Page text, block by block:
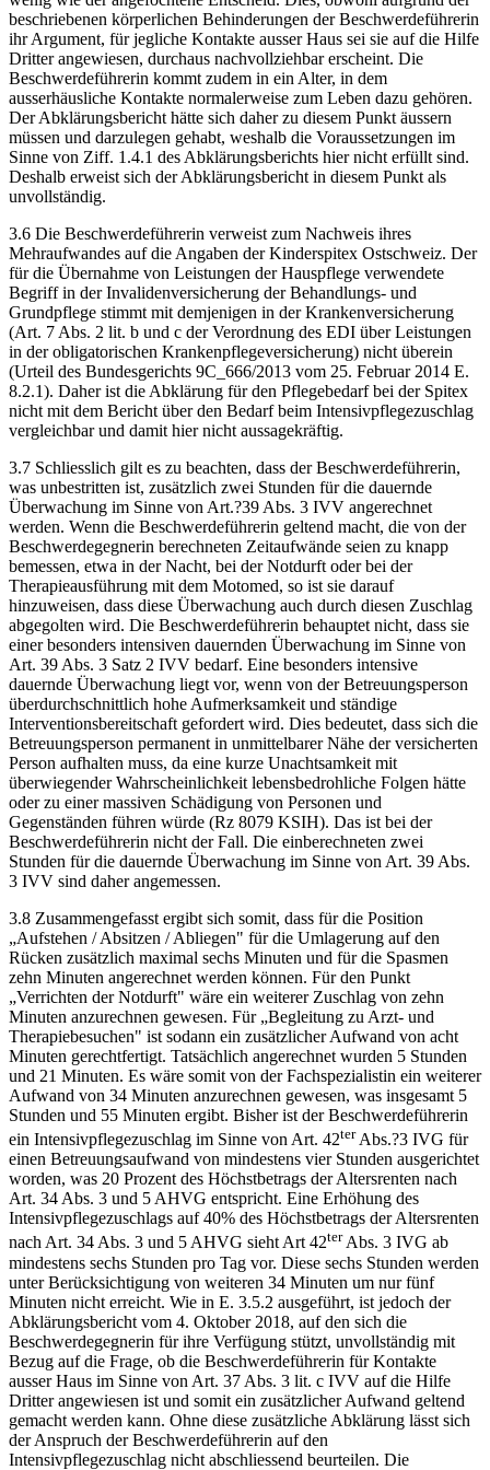
beschriebenen körperlichen Behinderungen der Beschwerdeführerin
ihr Argument, für jegliche Kontakte ausser Haus sei sie auf die Hilfe
Dritter angewiesen, durchaus nachvollziehbar erscheint. Die
Beschwerdeführerin kommt zudem in ein Alter, in dem
ausserhäusliche Kontakte normalerweise zum Leben dazu gehören.
Der Abklärungsbericht hätte sich daher zu diesem Punkt äussern
müssen und darzulegen gehabt, weshalb die Voraussetzungen im
Sinne von Ziff. 1.4.1 des Abklärungsberichts hier nicht erfüllt sind.
Deshalb erweist sich der Abklärungsbericht in diesem Punkt als
unvollständig.
3.6 Die Beschwerdeführerin verweist zum Nachweis ihres
Mehraufwandes auf die Angaben der Kinderspitex Ostschweiz. Der
für die Übernahme von Leistungen der Hauspflege verwendete
Begriff in der Invalidenversicherung der Behandlungs- und
Grundpflege stimmt mit demjenigen in der Krankenversicherung
(Art. 7 Abs. 2 lit. b und c der Verordnung des EDI über Leistungen
in der obligatorischen Krankenpflegeversicherung) nicht überein
(Urteil des Bundesgerichts 9C_666/2013 vom 25. Februar 2014 E.
8.2.1). Daher ist die Abklärung für den Pflegebedarf bei der Spitex
nicht mit dem Bericht über den Bedarf beim Intensivpflegezuschlag
vergleichbar und damit hier nicht aussagekräftig.
3.7 Schliesslich gilt es zu beachten, dass der Beschwerdeführerin,
was unbestritten ist, zusätzlich zwei Stunden für die dauernde
Überwachung im Sinne von Art.?39 Abs. 3 IVV angerechnet
werden. Wenn die Beschwerdeführerin geltend macht, die von der
Beschwerdegegnerin berechneten Zeitaufwände seien zu knapp
bemessen, etwa in der Nacht, bei der Notdurft oder bei der
Therapieausführung mit dem Motomed, so ist sie darauf
hinzuweisen, dass diese Überwachung auch durch diesen Zuschlag
abgegolten wird. Die Beschwerdeführerin behauptet nicht, dass sie
einer besonders intensiven dauernden Überwachung im Sinne von
Art. 39 Abs. 3 Satz 2 IVV bedarf. Eine besonders intensive
dauernde Überwachung liegt vor, wenn von der Betreuungsperson
überdurchschnittlich hohe Aufmerksamkeit und ständige
Interventionsbereitschaft gefordert wird. Dies bedeutet, dass sich die
Betreuungsperson permanent in unmittelbarer Nähe der versicherten
Person aufhalten muss, da eine kurze Unachtsamkeit mit
überwiegender Wahrscheinlichkeit lebensbedrohliche Folgen hätte
oder zu einer massiven Schädigung von Personen und
Gegenständen führen würde (Rz 8079 KSIH). Das ist bei der
Beschwerdeführerin nicht der Fall. Die einberechneten zwei
Stunden für die dauernde Überwachung im Sinne von Art. 39 Abs.
3 IVV sind daher angemessen.
3.8 Zusammengefasst ergibt sich somit, dass für die Position
„Aufstehen / Absitzen / Abliegen" für die Umlagerung auf den
Rücken zusätzlich maximal sechs Minuten und für die Spasmen
zehn Minuten angerechnet werden können. Für den Punkt
„Verrichten der Notdurft" wäre ein weiterer Zuschlag von zehn
Minuten anzurechnen gewesen. Für „Begleitung zu Arzt- und
Therapiebesuchen" ist sodann ein zusätzlicher Aufwand von acht
Minuten gerechtfertigt. Tatsächlich angerechnet wurden 5 Stunden
und 21 Minuten. Es wäre somit von der Fachspezialistin ein weiterer
Aufwand von 34 Minuten anzurechnen gewesen, was insgesamt 5
Stunden und 55 Minuten ergibt. Bisher ist der Beschwerdeführerin
ein Intensivpflegezuschlag im Sinne von Art. 42terAbs.?3 IVG für
einen Betreuungsaufwand von mindestens vier Stunden ausgerichtet
worden, was 20 Prozent des Höchstbetrags der Altersrenten nach
Art. 34 Abs. 3 und 5 AHVG entspricht. Eine Erhöhung des
Intensivpflegezuschlags auf 40% des Höchstbetrags der Altersrenten
nach Art. 34 Abs. 3 und 5 AHVG sieht Art 42terAbs. 3 IVG ab
mindestens sechs Stunden pro Tag vor. Diese sechs Stunden werden
unter Berücksichtigung von weiteren 34 Minuten um nur fünf
Minuten nicht erreicht. Wie in E. 3.5.2 ausgeführt, ist jedoch der
Abklärungsbericht vom 4. Oktober 2018, auf den sich die
Beschwerdegegnerin für ihre Verfügung stützt, unvollständig mit
Bezug auf die Frage, ob die Beschwerdeführerin für Kontakte
ausser Haus im Sinne von Art. 37 Abs. 3 lit. c IVV auf die Hilfe
Dritter angewiesen ist und somit ein zusätzlicher Aufwand geltend
gemacht werden kann. Ohne diese zusätzliche Abklärung lässt sich
der Anspruch der Beschwerdeführerin auf den
Intensivpflegezuschlag nicht abschliessend beurteilen. Die